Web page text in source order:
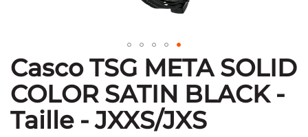
Vai
all'inizio
della
galleria
di
immagini
Casco TSG META SOLID
COLOR SATIN BLACK -
Taille - JXXS/JXS